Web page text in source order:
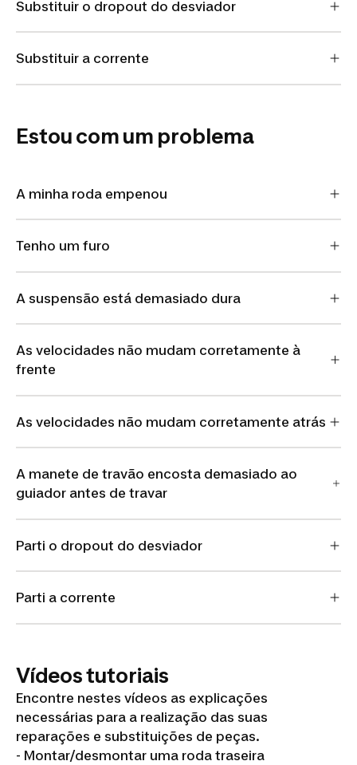
Substituir o dropout do desviador
Substituir a corrente
Estou com um problema
A minha roda empenou
Tenho um furo
A suspensão está demasiado dura
As velocidades não mudam corretamente à
frente
As velocidades não mudam corretamente atrás
A manete de travão encosta demasiado ao
guiador antes de travar
Parti o dropout do desviador
Parti a corrente
Vídeos tutoriais
Encontre nestes vídeos as explicações
necessárias para a realização das suas
reparações e substituições de peças.
- Montar/desmontar uma roda traseira